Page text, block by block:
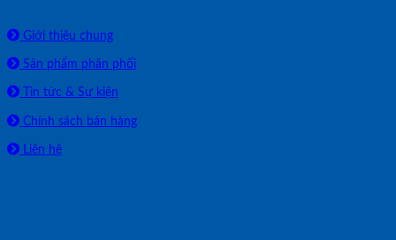
Giới thiệu chung
Sản phẩm phân phối
Tin tức & Sự kiện
Chính sách bán hàng
Liên hệ